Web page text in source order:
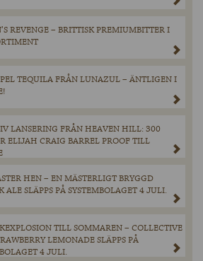
REVENGE – BRITTISK PREMIUMBITTER I
TEQUILA FRÅN LUNAZUL – ÄNTLIGEN I
LANSERING FRÅN HEAVEN HILL: 300
ELIJAH CRAIG BARREL PROOF TILL
HEN – EN MÄSTERLIGT BRYGGD
ALE SLÄPPS PÅ SYSTEMBOLAGET 4 JULI.
TILL SOMMAREN – COLLECTIVE
LEMONADE SLÄPPS PÅ
4 JULI.